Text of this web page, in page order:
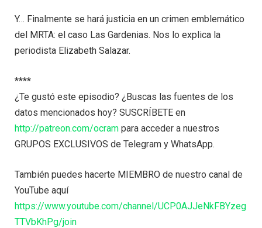
Y… Finalmente se hará justicia en un crimen emblemático
del MRTA: el caso Las Gardenias. Nos lo explica la
periodista Elizabeth Salazar.
****
¿Te gustó este episodio? ¿Buscas las fuentes de los
datos mencionados hoy? SUSCRÍBETE en
http://patreon.com/ocram para acceder a nuestros
GRUPOS EXCLUSIVOS de Telegram y WhatsApp.
También puedes hacerte MIEMBRO de nuestro canal de
YouTube aquí
https://www.youtube.com/channel/UCP0AJJeNkFBYzeg
TTVbKhPg/join